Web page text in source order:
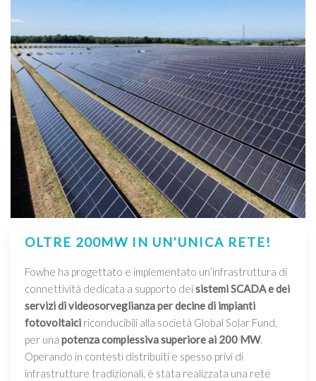
OLTRE 200MW IN UN'UNICA RETE!
Fowhe ha progettato e implementato un’infrastruttura di
connettività dedicata a supporto deisistemi SCADA e dei
servizi di videosorveglianza per decine di impianti
fotovoltaici riconducibili alla società Global Solar Fund,
per una potenza complessiva superiore ai 200 MW.
Operando in contesti distribuiti e spesso privi di
infrastrutture tradizionali, è stata realizzata una rete